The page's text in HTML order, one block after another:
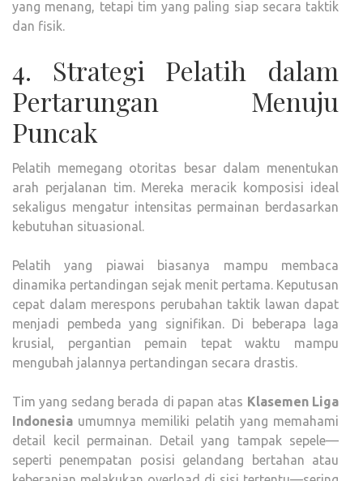
yang menang, tetapi tim yang paling siap secara taktik
dan fisik.
4. Strategi Pelatih dalam
Pertarungan Menuju
Puncak
Pelatih memegang otoritas besar dalam menentukan
arah perjalanan tim. Mereka meracik komposisi ideal
sekaligus mengatur intensitas permainan berdasarkan
kebutuhan situasional.
Pelatih yang piawai biasanya mampu membaca
dinamika pertandingan sejak menit pertama. Keputusan
cepat dalam merespons perubahan taktik lawan dapat
menjadi pembeda yang signifikan. Di beberapa laga
krusial, pergantian pemain tepat waktu mampu
mengubah jalannya pertandingan secara drastis.
Tim yang sedang berada di papan atas Klasemen Liga
Indonesia umumnya memiliki pelatih yang memahami
detail kecil permainan. Detail yang tampak sepele—
seperti penempatan posisi gelandang bertahan atau